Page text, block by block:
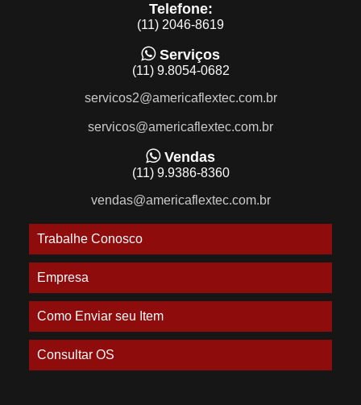
Telefone:
(11) 2046-8619
Serviços
(11) 9.8054-0682
servicos2@americaflextec.com.br
servicos@americaflextec.com.br
Vendas
(11) 9.9386-8360
vendas@americaflextec.com.br
Trabalhe Conosco
Empresa
Como Enviar seu Item
Consultar OS